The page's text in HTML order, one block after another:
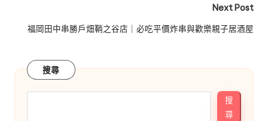
Next Post
福岡田中串勝戶畑鞘之谷店｜必吃平價炸串與歡樂親子居酒屋
搜尋
搜
尋